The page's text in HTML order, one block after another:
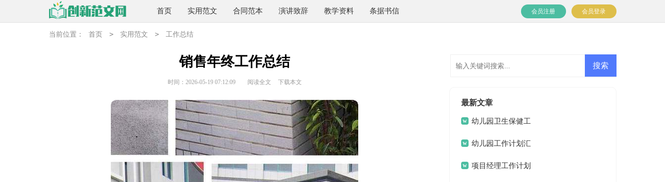
首页 实用范文 合同范本 演讲致辞 教学资料 条据书信 会员登录
会员注册
当前位置： 首页 > 实用范文 > 工作总结
销售年终工作总结
时间：2026-05-19 07:12:09 阅读全文 下载本文
最新文章
幼儿园卫生保健工
作计划(15篇)
幼儿园工作计划汇
编15篇项目经理工作计划